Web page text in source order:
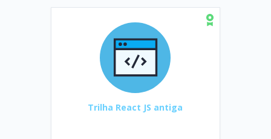
Trilha React JS antiga